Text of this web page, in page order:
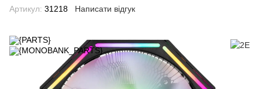
Артикул: 31218 Написати відгук